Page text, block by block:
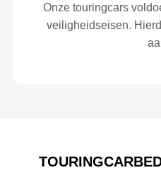
Onze touringcars
veiligheidseisen.